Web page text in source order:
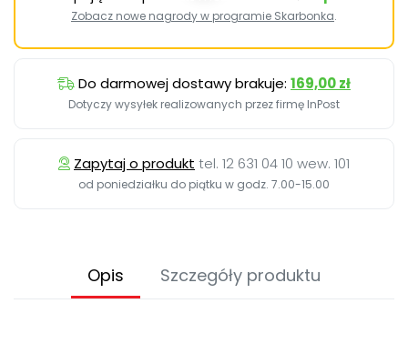
Zobacz nowe nagrody w programie Skarbonka.
Do darmowej dostawy brakuje: 169,00 zł
Dotyczy wysyłek realizowanych przez firmę InPost
Zapytaj o produkt tel. 12 631 04 10 wew. 101
od poniedziałku do piątku w godz. 7.00-15.00
Opis Szczegóły produktu